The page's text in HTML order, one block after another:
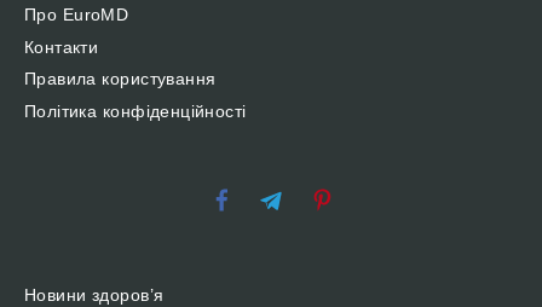
Про EuroMD
Контакти
Правила користування
Політика конфіденційності
Новини здоров’я